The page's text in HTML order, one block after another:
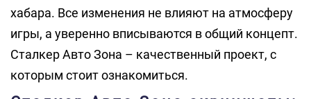
хабара. Все изменения не влияют на атмосферу
игры, а уверенно вписываются в общий концепт.
Сталкер Авто Зона – качественный проект, с
которым стоит ознакомиться.